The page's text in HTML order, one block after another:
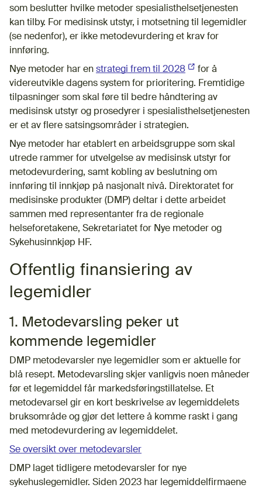
som beslutter hvilke metoder spesialisthelsetjenesten
kan tilby. For medisinsk utstyr, i motsetning til legemidler
(se nedenfor), er ikke metodevurdering et krav for
innføring.
Nye metoder har en strategi frem til 2028 (Ekstern lenke)
for å
videreutvikle dagens system for prioritering. Fremtidige
tilpasninger som skal føre til bedre håndtering av
medisinsk utstyr og prosedyrer i spesialisthelsetjenesten
er et av flere satsingsområder i strategien.
Nye metoder har etablert en arbeidsgruppe som skal
utrede rammer for utvelgelse av medisinsk utstyr for
metodevurdering, samt kobling av beslutning om
innføring til innkjøp på nasjonalt nivå. Direktoratet for
medisinske produkter (DMP) deltar i dette arbeidet
sammen med representanter fra de regionale
helseforetakene, Sekretariatet for Nye metoder og
Sykehusinnkjøp HF.
Offentlig finansiering av
legemidler
1. Metodevarsling peker ut
kommende legemidler
DMP metodevarsler nye legemidler som er aktuelle for
blå resept. Metodevarsling skjer vanligvis noen måneder
før et legemiddel får markedsføringstillatelse. Et
metodevarsel gir en kort beskrivelse av legemiddelets
bruksområde og gjør det lettere å komme raskt i gang
med metodevurdering av legemiddelet.
Se oversikt over metodevarsler
DMP laget tidligere metodevarsler for nye
sykehuslegemidler. Siden 2023 har legemiddelfirmaene